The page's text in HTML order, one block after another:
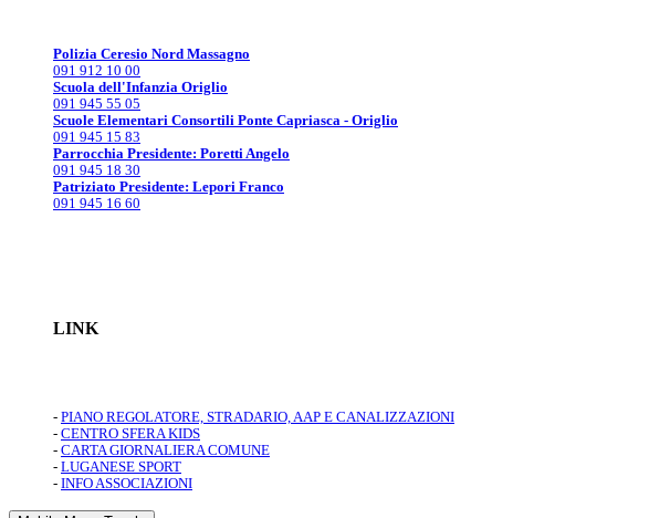
Polizia Ceresio Nord Massagno
091 912 10 00
Scuola dell'Infanzia Origlio
091 945 55 05
Scuole Elementari Consortili Ponte Capriasca - Origlio
091 945 15 83
Parrocchia Presidente: Poretti Angelo
091 945 18 30
Patriziato Presidente: Lepori Franco
091 945 16 60
LINK
- PIANO REGOLATORE, STRADARIO, AAP E CANALIZZAZIONI
- CENTRO SFERA KIDS
- CARTA GIORNALIERA COMUNE
- LUGANESE SPORT
- INFO ASSOCIAZIONI